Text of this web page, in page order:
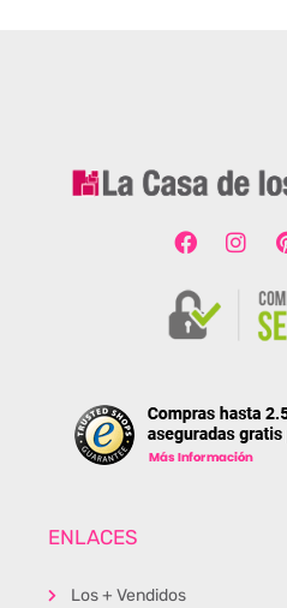
ENLACES
Los + Vendidos